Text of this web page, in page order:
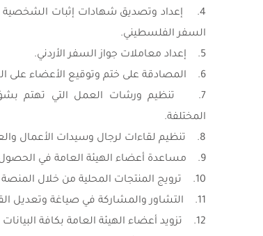
4. إعداد وتصديق شهادات إثبات الشخصية
السفر الفلسطيني.
5. إعداد معاملات جواز السفر الأردني.
6. المصادقة على ختم وتوقيع الأعضاء على الشهادات المختلفة.
7. تنظيم ورشات العمل التي تهتم
المختلفة.
8. تنظيم لقاءات لرجال وسيدات الأعمال والعمل على التشبيك بينهم وبين المؤسسات المحلية والدولية.
9. مساعدة أعضاء الهيئة العامة في الحصول على شهادة ISO 9001:2015 وتطبيق نظام الحوكمة.
10. ترويج المنتجات المحلية من خلال المنصة الالكترونية والمواقع الالكترونية وعرضها في المعرض الدائم إضافة إلى الحملات التي تقوم بها
11. التشاور والمشاركة في صياغة وتعديل القوانين مع الجهات الرسمية بما يتناسب مع مطالب القطاع الخاص.
12. تزويد أعضاء الهيئة العامة بكافة البيانات والإحصائيات والدراسات الاقتصادية المحلية والدولية المتوفرة.